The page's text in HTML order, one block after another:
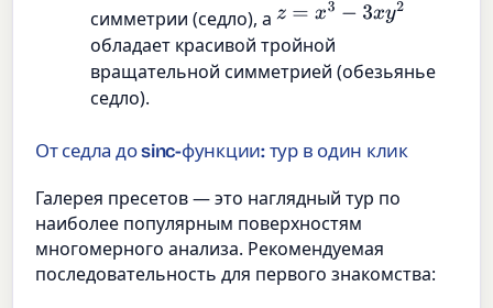
симметрии (седло), а z=x3 −3xy2
обладает красивой тройной
вращательной симметрией (обезьянье
седло).
От седла до sinc-функции: тур в один клик
Галерея пресетов — это наглядный тур по
наиболее популярным поверхностям
многомерного анализа. Рекомендуемая
последовательность для первого знакомства: